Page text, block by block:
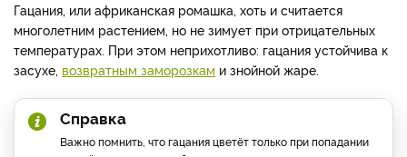
Гацания, или африканская ромашка, хоть и считается
многолетним растением, но не зимует при отрицательных
температурах. При этом неприхотливо: гацания устойчива к
засухе, возвратным заморозкам и знойной жаре.
Справка
Важно помнить, что гацания цветёт только при попадании